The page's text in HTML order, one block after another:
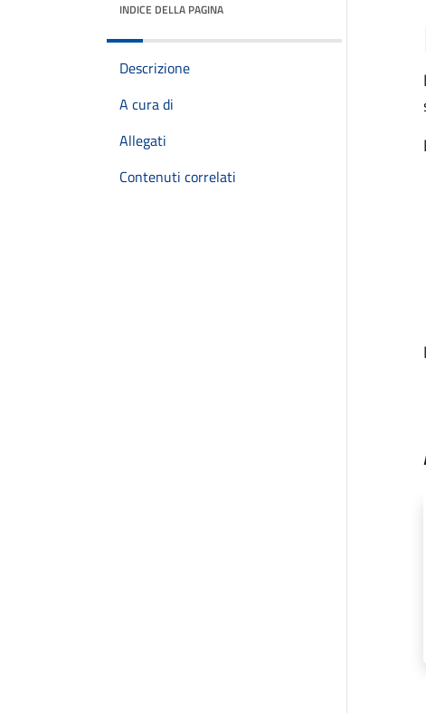
INDICE DELLA PAGINA
Descrizione
A cura di
Allegati
Contenuti correlati